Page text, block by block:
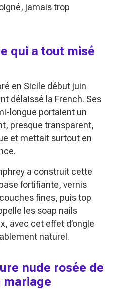
jamais trop
qui a tout misé
en Sicile début juin
délaissé la French. Ses
longue portaient un
presque transparent,
et mettait surtout en
a construit cette
fortifiante, vernis
fines, puis top
les soap nails
avec cet effet d’ongle
naturel.
nude rosée de
mariage